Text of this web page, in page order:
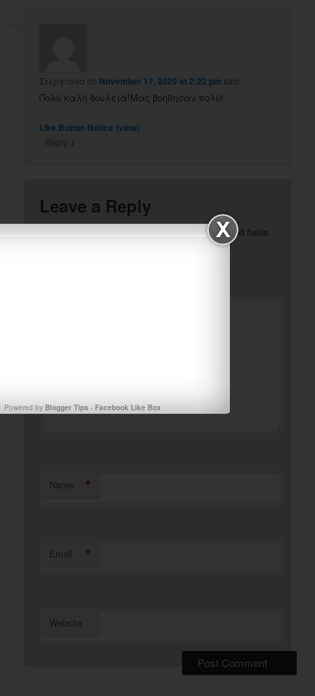
Στεργιάνα on November 17, 2020 at 2:22 pm said:
Πολύ καλή δουλειά!Μας βοήθησαν πολύ!
Like Button Notice (view)
Reply
Leave a Reply
Your email address will not be published. Required fields
Name *
Email *
Website
Powered by Blogger Tips - Facebook Like Box